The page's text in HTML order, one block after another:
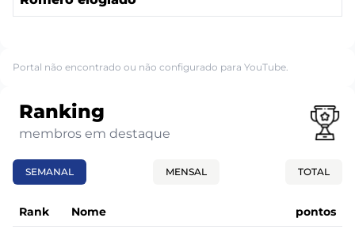
Portal não encontrado ou não configurado para YouTube.
Ranking
membros em destaque
SEMANAL MENSAL TOTAL
Rank Nome pontos